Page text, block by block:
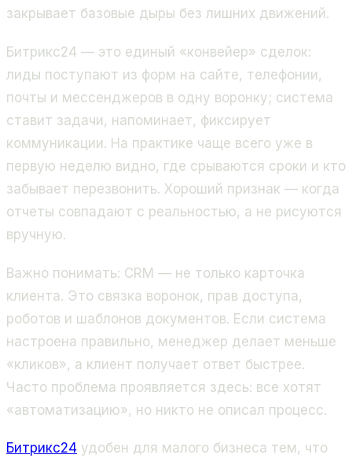
закрывает базовые дыры без лишних движений.
Битрикс24 — это единый «конвейер» сделок:
лиды поступают из форм на сайте, телефонии,
почты и мессенджеров в одну воронку; система
ставит задачи, напоминает, фиксирует
коммуникации. На практике чаще всего уже в
первую неделю видно, где срываются сроки и кто
забывает перезвонить. Хороший признак — когда
отчеты совпадают с реальностью, а не рисуются
вручную.
Важно понимать: CRM — не только карточка
клиента. Это связка воронок, прав доступа,
роботов и шаблонов документов. Если система
настроена правильно, менеджер делает меньше
«кликов», а клиент получает ответ быстрее.
Часто проблема проявляется здесь: все хотят
«автоматизацию», но никто не описал процесс.
Битрикс24 удобен для малого бизнеса тем, что